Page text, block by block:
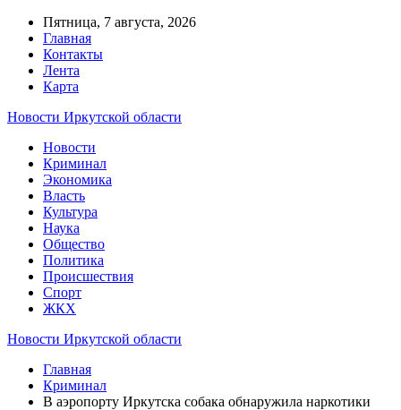
Пятница, 7 августа, 2026
Главная
Контакты
Лента
Карта
Новости Иркутской области
Новости
Криминал
Экономика
Власть
Культура
Наука
Общество
Политика
Происшествия
Спорт
ЖКХ
Новости Иркутской области
Главная
Криминал
В аэропорту Иркутска собака обнаружила наркотики